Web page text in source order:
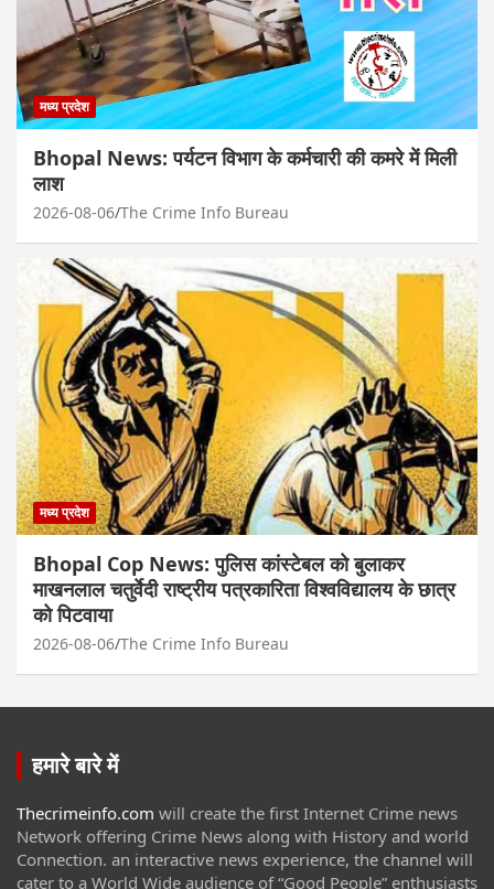
मध्य प्रदेश
Bhopal News: पर्यटन विभाग के कर्मचारी की कमरे में मिली
लाश
2026-08-06 The Crime Info Bureau
मध्य प्रदेश
Bhopal Cop News: पुलिस कांस्टेबल को बुलाकर
माखनलाल चतुर्वेदी राष्ट्रीय पत्रकारिता विश्वविद्यालय के छात्र
को पिटवाया
2026-08-06 The Crime Info Bureau
हमारे बारे में
Thecrimeinfo.com will create the first Internet Crime news
Network offering Crime News along with History and world
Connection. an interactive news experience, the channel will
cater to a World Wide audience of “Good People” enthusiasts